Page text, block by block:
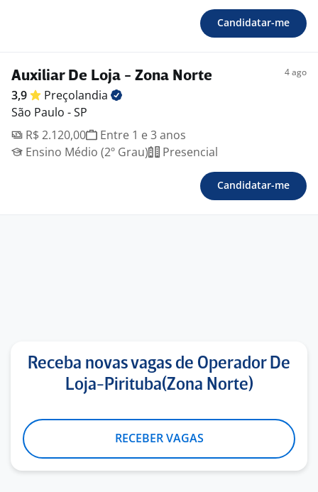
Candidatar-me
Auxiliar De Loja - Zona Norte 4 ago
3,9
Preçolandia
São Paulo - SP
R$ 2.120,00
Entre 1 e 3 anos
Ensino Médio (2º Grau)
Presencial
Candidatar-me
Receba novas vagas de Operador De
Loja-Pirituba(Zona Norte)
RECEBER VAGAS